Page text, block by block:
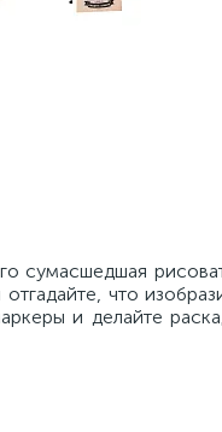
сумасшедшая
что
и делайте